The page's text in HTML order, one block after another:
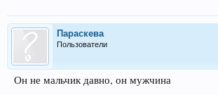
Параскева
Пользователи
Он не мальчик давно, он мужчина